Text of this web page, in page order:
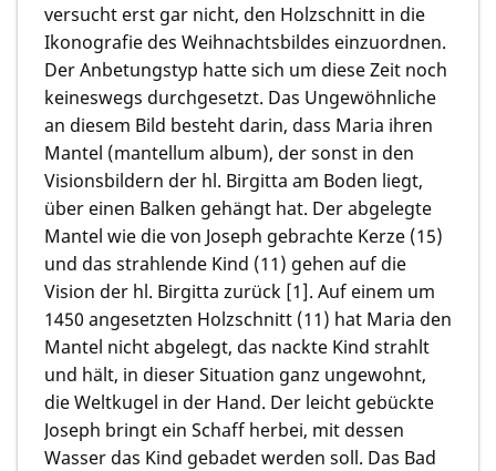
versucht erst gar nicht, den Holzschnitt in die
Ikonografie des Weihnachtsbildes einzuordnen.
Der Anbetungstyp hatte sich um diese Zeit noch
keineswegs durchgesetzt. Das Ungewöhnliche
an diesem Bild besteht darin, dass Maria ihren
Mantel (mantellum album), der sonst in den
Visionsbildern der hl. Birgitta am Boden liegt,
über einen Balken gehängt hat. Der abgelegte
Mantel wie die von Joseph gebrachte Kerze (15)
und das strahlende Kind (11) gehen auf die
Vision der hl. Birgitta zurück [1]. Auf einem um
1450 angesetzten Holzschnitt (11) hat Maria den
Mantel nicht abgelegt, das nackte Kind strahlt
und hält, in dieser Situation ganz ungewohnt,
die Weltkugel in der Hand. Der leicht gebückte
Joseph bringt ein Schaff herbei, mit dessen
Wasser das Kind gebadet werden soll. Das Bad